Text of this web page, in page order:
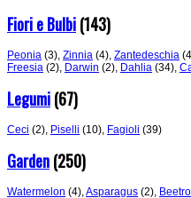
Fiori e Bulbi(143)
Peonia (3), Zinnia (4), Zantedeschia
Freesia (2), Darwin (2), Dahlia (34),
Legumi(67)
Ceci (2) Piselli (10) Fagioli (39)
Garden(250)
Watermelon (4) Asparagus (2)